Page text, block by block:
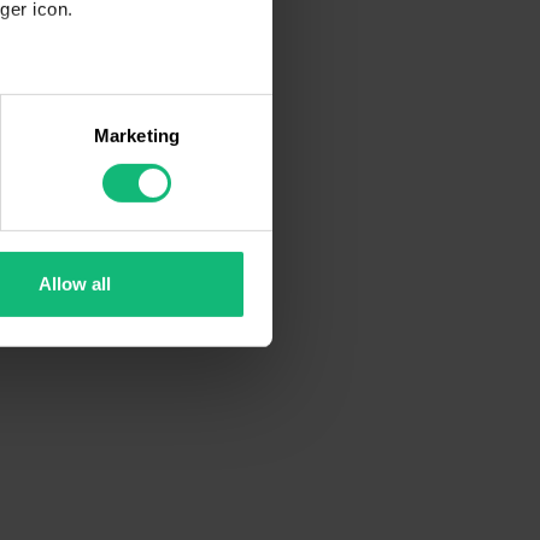
icon.
meters
who may combine it with
Marketing
Allow all